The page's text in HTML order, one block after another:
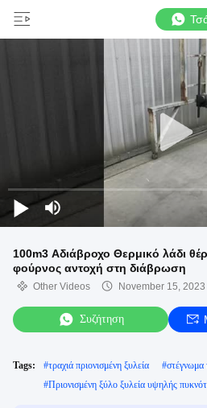
100m3 Αδιάβροχο Θερμικό λάδι
φούρνος αντοχή στη διάβρωση
Other Videos November 15, 2023
Συζήτηση
Tags: #τραχιά πριονισμένη ξυλεία #στέγνωμα
#Πριονισμένη ξύλο ξυλεία υψηλής